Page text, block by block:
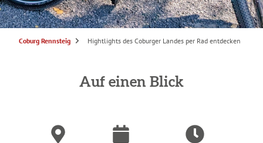
S
Coburg Rennsteig Hightlights des Coburger Landes per Rad entdecken
Auf einen Blick